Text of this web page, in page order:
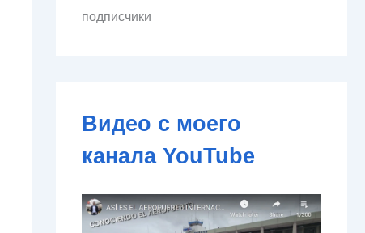
т
й
о
ы
подписчики
Видео с моего
канала YouTube